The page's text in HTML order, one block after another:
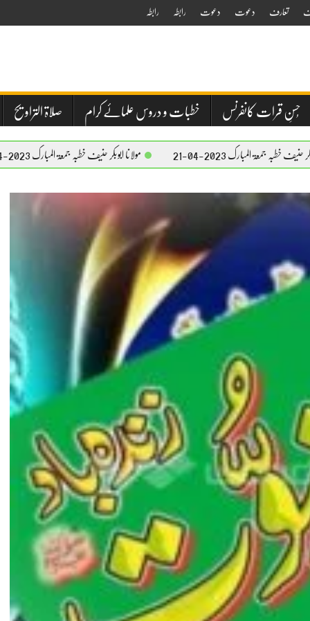
تعارف دعوت دعوت رابطہ رابطہ
حُسنِ قرات کانفرنس خطبات و دروس علمائے کرام صلاۃ التراویح
04-21 مولانا ابوبکر حنیف خطبہ جمعۃ المبارک 2023-04-21